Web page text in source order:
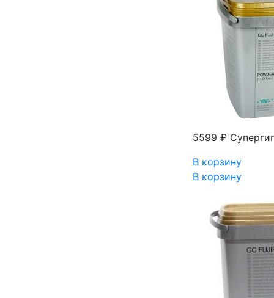
5599 ₽
В корзину
В корзину